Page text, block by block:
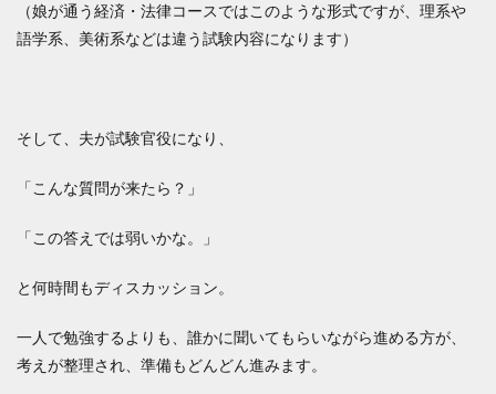
（娘が通う経済・法律コースではこのような形式ですが、理系や
語学系、美術系などは違う試験内容になります）
そして、夫が試験官役になり、
「こんな質問が来たら？」
「この答えでは弱いかな。」
と何時間もディスカッション。
一人で勉強するよりも、誰かに聞いてもらいながら進める方が、
考えが整理され、準備もどんどん進みます。